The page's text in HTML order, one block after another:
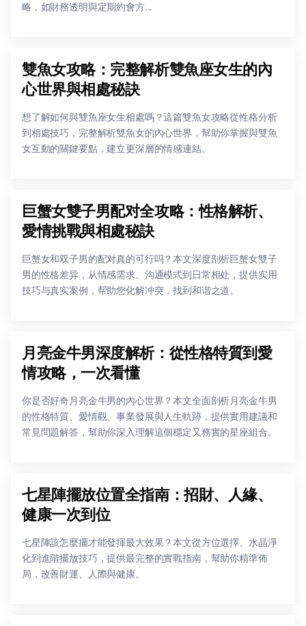
略，如財務透明與定期約會方...
雙魚女攻略：完整解析雙魚座女生的內
心世界與相處秘訣
想了解如何與雙魚座女生相處嗎？這篇雙魚女攻略從性格分析
到相處技巧，完整解析雙魚女的內心世界，幫助你掌握與雙魚
女互動的關鍵要點，建立更深層的情感連結。
巨蟹女雙子男配对全攻略：性格解析、
愛情挑戰與相處秘訣
巨蟹女和双子男的配对真的可行吗？本文深度剖析巨蟹女雙子
男的性格差异，从情感需求、沟通模式到日常相处，提供实用
技巧与真实案例，帮助您化解冲突，找到和谐之道。
月亮金牛男深度解析：從性格特質到愛
情攻略，一次看懂
你是否好奇月亮金牛男的內心世界？本文全面剖析月亮金牛男
的性格特質、愛情觀、事業發展與人生軌跡，提供實用建議和
常見問題解答，幫助你深入理解這個穩定又務實的星座組合。
七星陣擺放位置全指南：招財、人緣、
健康一次到位
七星陣該怎麼擺才能發揮最大效果？本文從方位選擇、水晶淨
化到進階擺放技巧，提供最完整的實戰指南，幫助你精準佈
局，改善財運、人際與健康。